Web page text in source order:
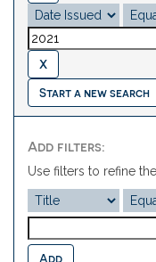
Start a new search
Add filters:
Use filters to refine